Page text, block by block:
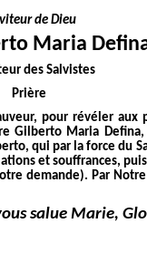
de Dieu
Maria
des Salvistes
Prière
pour révéler
Gilberto Maria
qui par la force du
et souffrances,
demande). Par Notre
salue Marie,